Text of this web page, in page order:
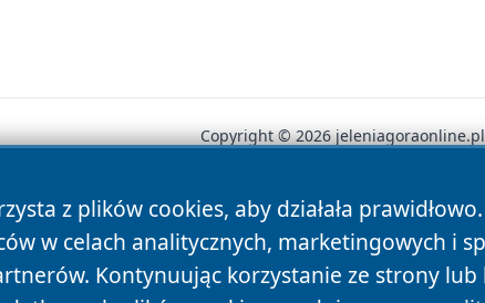
z plików cookies, aby działała
w celach analitycznych, marketingowych i
Kontynuując korzystanie ze strony
Copyright © 2026
News Autorzy Polityka